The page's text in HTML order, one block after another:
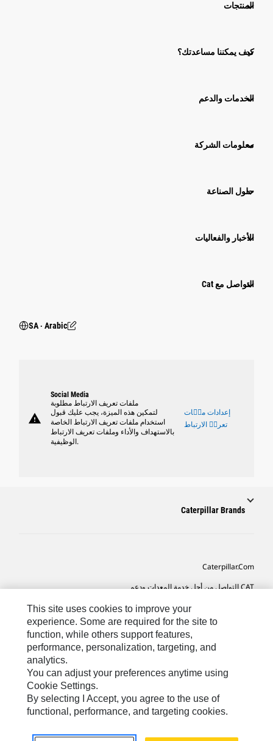
المنتجات
كيف يمكننا مساعدتك؟
الخدمات والدعم
معلومات الشركة
حلول الصناعة
الأخبار والفعاليات
التواصل مع Cat
SA ‧ Arabic
warning
Social Media
ملفات تعريف الارتباط مطلوبة
لتمكين هذه الميزة، يجب عليك قبول
استخدام ملفات تعريف الارتباط الخاصة
بالاستهداف والأداء وملفات تعريف الارتباط
الوظيفية.
إعدادات ملٝات
تعريٝ الارتباط
Caterpillar Brands
Caterpillar.com
CAT التواصل من أجل خدمة المعدات ودعم
تفضيلات التسويق الخاصة بي
خريطة الموقع
Cookie Settings
This site uses cookies to improve your
experience. Some are required for the site to
function, while others support features,
performance, personalization, targeting, and
analytics.
You can adjust your preferences anytime using
Cookie Settings.
By selecting I Accept, you agree to the use of
functional, performance, and targeting cookies.